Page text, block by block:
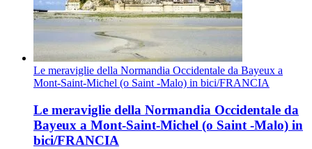
Le meraviglie della Normandia Occidentale da Bayeux a
Mont-Saint-Michel (o Saint -Malo) in bici/FRANCIA
Le meraviglie della Normandia Occidentale da
Bayeux a Mont-Saint-Michel (o Saint -Malo) in
bici/FRANCIA